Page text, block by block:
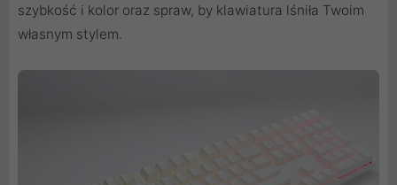
szybkość i kolor oraz spraw, by klawiatura lśniła Twoim
własnym stylem.